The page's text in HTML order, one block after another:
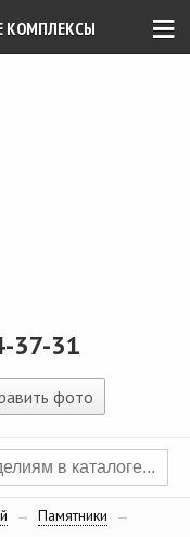
≡
КОМПЛЕКСЫ
37-31
фото
→ Памятники
→